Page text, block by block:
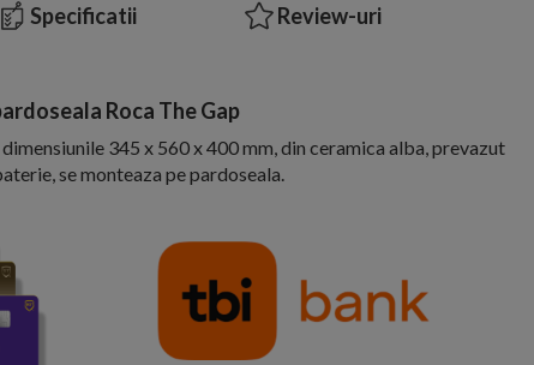
Specificatii Review-uri
Roca The Gap
345 x 560 x 400 mm, din ceramica alba, prevazut
se monteaza pe pardoseala.